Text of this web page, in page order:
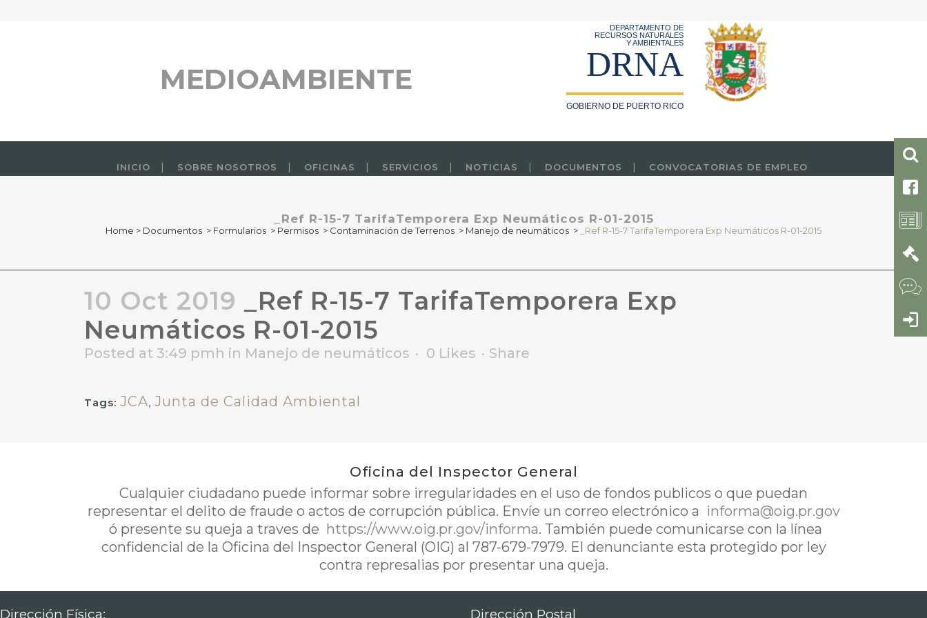
MEDIOAMBIENTE
DEPARTAMENTO DE
RECURSOS NATURALES
Y AMBIENTALES
DRNA
GOBIERNO DE PUERTO RICO
INICIO SOBRE NOSOTROS OFICINAS SERVICIOS NOTICIAS DOCUMENTOS CONVOCATORIAS DE EMPLEO
_Ref R-15-7 TarifaTemporera Exp Neumáticos R-01-2015
Home > Documentos > Formularios > Permisos > Contaminación de Terrenos > Manejo de neumáticos > _Ref R-15-7 TarifaTemporera Exp Neumáticos R-01-2015
10 Oct 2019 _Ref R-15-7 TarifaTemporera Exp
Neumáticos R-01-2015
Posted at 3:49 pmh in Manejo de neumáticos 0 Likes Share
Tags: JCA, Junta de Calidad Ambiental
Oficina del Inspector General
Cualquier ciudadano puede informar sobre irregularidades en el uso de fondos publicos o que puedan
representar el delito de fraude o actos de corrupción pública. Envíe un correo electrónico a informa@oig.pr.gov
ó presente su queja a traves de https://www.oig.pr.gov/informa. También puede comunicarse con la línea
confidencial de la Oficina del Inspector General (OIG) al 787-679-7979. El denunciante esta protegido por ley
contra represalias por presentar una queja.
Dirección Física: Dirección Postal